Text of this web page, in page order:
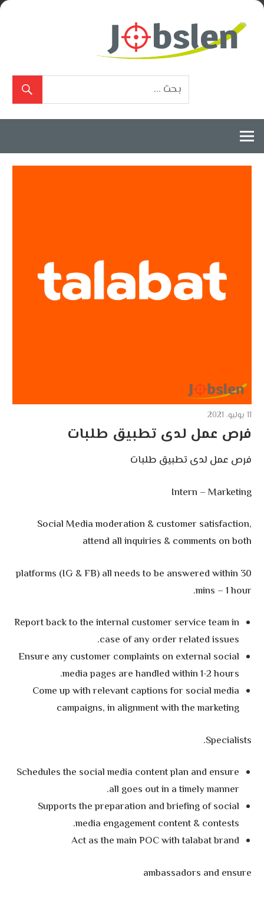
Skip
11 يوليو، 2021
فرص عمل لدى تطبيق طلبات
فرص عمل لدى تطبيق طلبات
Intern – Marketing
Social Media moderation & customer satisfaction,
attend all inquiries & comments on both
platforms (IG & FB) all needs to be answered within 30
mins – 1 hour.
Report back to the internal customer service team in
case of any order related issues.
Ensure any customer complaints on external social
media pages are handled within 1-2 hours.
Come up with relevant captions for social media
campaigns, in alignment with the marketing
Specialists.
Schedules the social media content plan and ensure
all goes out in a timely manner.
Supports the preparation and briefing of social
media engagement content & contests.
Act as the main POC with talabat brand
ambassadors and ensure